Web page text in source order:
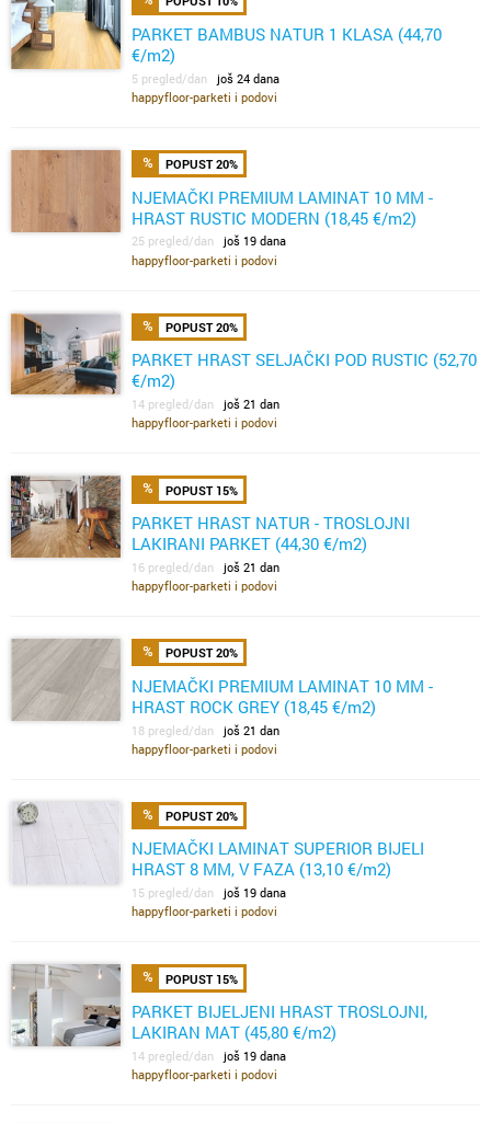
PARKET BAMBUS NATUR 1 KLASA (44,70
€/m2)
5 pregled/dan još 24 dana
happyfloor-parketi i podovi
POPUST 20%
NJEMAČKI PREMIUM LAMINAT 10 MM -
HRAST RUSTIC MODERN (18,45 €/m2)
25 pregled/dan još 19 dana
happyfloor-parketi i podovi
POPUST 20%
PARKET HRAST SELJAČKI POD RUSTIC (52,70
€/m2)
14 pregled/dan još 21 dan
happyfloor-parketi i podovi
POPUST 15%
PARKET HRAST NATUR - TROSLOJNI
LAKIRANI PARKET (44,30 €/m2)
16 pregled/dan još 21 dan
happyfloor-parketi i podovi
POPUST 20%
NJEMAČKI PREMIUM LAMINAT 10 MM -
HRAST ROCK GREY (18,45 €/m2)
18 pregled/dan još 21 dan
happyfloor-parketi i podovi
POPUST 20%
NJEMAČKI LAMINAT SUPERIOR BIJELI
HRAST 8 MM, V FAZA (13,10 €/m2)
15 pregled/dan još 19 dana
happyfloor-parketi i podovi
POPUST 15%
PARKET BIJELJENI HRAST TROSLOJNI,
LAKIRAN MAT (45,80 €/m2)
14 pregled/dan još 19 dana
happyfloor-parketi i podovi